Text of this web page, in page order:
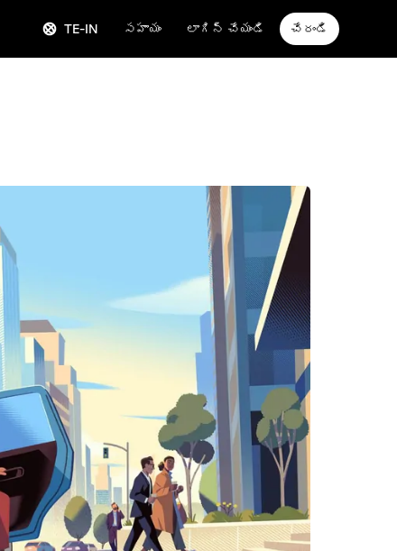
TE-IN సహాయం లాగిన్ చేయండి చేరండి